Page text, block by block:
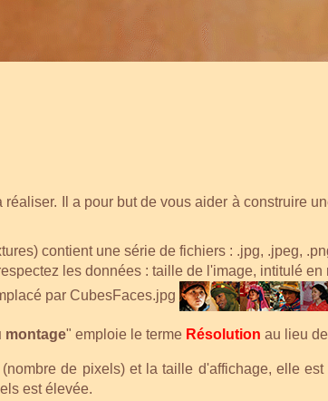
CRÉER UN TITRE ANIMÉ 3D
Il a pour but de vous aider à construire
contient une série de fichiers : .jpg, .jpeg,
les données : taille de l'image, intitulé
par CubesFaces.jpg
montage" emploie le terme Résolution au lieu de
(nombre de pixels) et la taille d'affichage, elle est
est élevée.